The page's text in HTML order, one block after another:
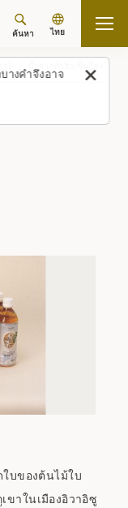
างคำจึงอาจ
ค้นหา ไทย
)
บของต้นไม้ใบ
ขาในเมืองอิวาอิซู